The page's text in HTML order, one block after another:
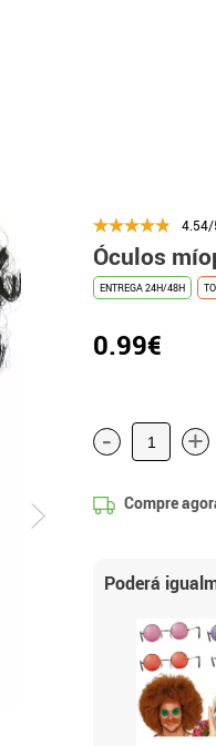
Óculos
ENTREGA 24H/48H
0.99€
- +
Compre
Poderá